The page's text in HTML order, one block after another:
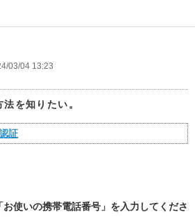
03/04 13:23
を知りたい。
証
使いの携帯電話番号」を入力してくださ